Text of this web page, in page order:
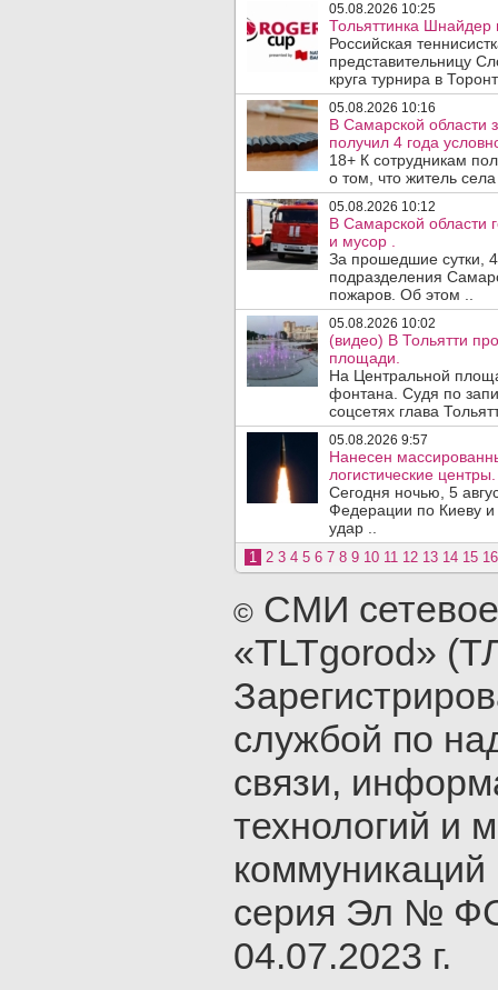
05.08.2026 10:25
Тольяттинка Шнайдер
Российская
представительницу
круга турнира в
05.08.2026 10:16
В Самарской области
получил 4 года
18+ К сотрудникам
о том, что житель
05.08.2026 10:12
В Самарской области
и мусор .
За прошедшие сутки,
подразделения
пожаров. Об этом ..
05.08.2026 10:02
(видео) В Тольятти
площади.
На Центральной
фонтана. Судя по
соцсетях глава
05.08.2026 9:57
Нанесен
логистические центры.
Сегодня ночью, 5
Федерации по Киеву и
удар ..
1 2 3 4 5 6 7 8 9 10 11 12 13 14 15 16
© СМИ
«TLTgorod»
службой по
связи,
технологий и
серия Эл №
04.07.2023 г.